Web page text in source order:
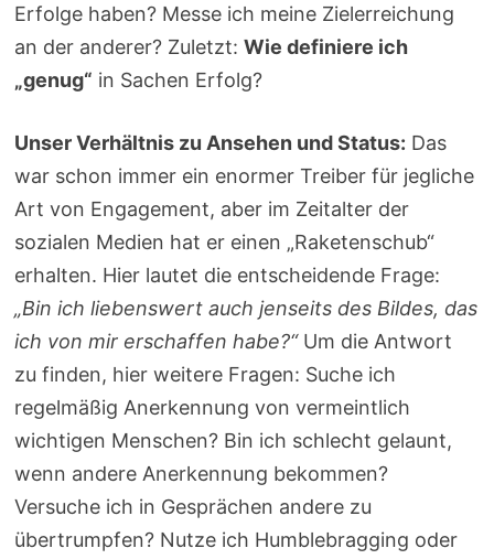
Erfolge haben? Messe ich meine Zielerreichung
an der anderer? Zuletzt:Wie definiere ich
„genug“ in Sachen Erfolg?
Unser Verhältnis zu Ansehen und Status: Das
war schon immer ein enormer Treiber für jegliche
Art von Engagement, aber im Zeitalter der
sozialen Medien hat er einen „Raketenschub“
erhalten. Hier lautet die entscheidende Frage:
„Bin ich liebenswert auch jenseits des Bildes, das
ich von mir erschaffen habe?“Um die Antwort
zu finden, hier weitere Fragen: Suche ich
regelmäßig Anerkennung von vermeintlich
wichtigen Menschen? Bin ich schlecht gelaunt,
wenn andere Anerkennung bekommen?
Versuche ich in Gesprächen andere zu
übertrumpfen? Nutze ich Humblebragging oder